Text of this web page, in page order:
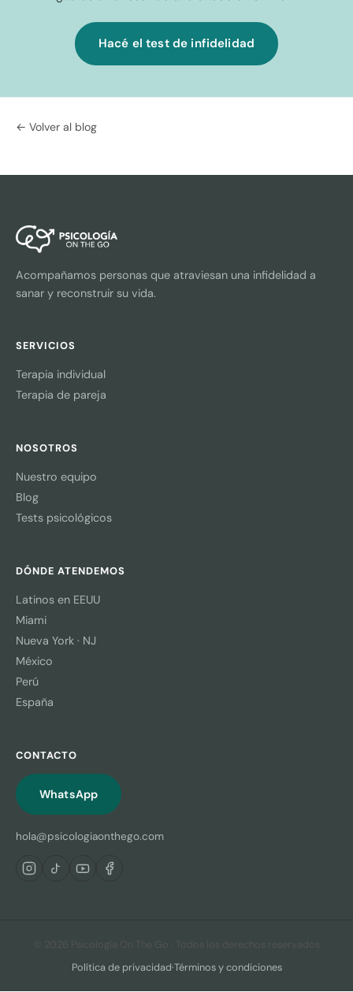
Hacé el test de infidelidad
← Volver al blog
Acompañamos personas que atraviesan una infidelidad a
sanar y reconstruir su vida.
SERVICIOS
Terapia individual
Terapia de pareja
NOSOTROS
Nuestro equipo
Blog
Tests psicológicos
DÓNDE ATENDEMOS
Latinos en EEUU
Miami
Nueva York · NJ
México
Perú
España
CONTACTO
WhatsApp
hola@psicologiaonthego.com
© 2026 Psicología On The Go · Todos los derechos reservados
Política de privacidad·Términos y condiciones